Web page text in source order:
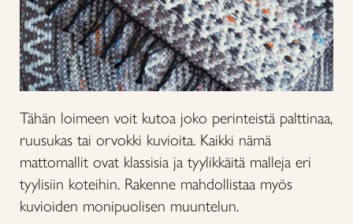
Tähän loimeen voit kutoa joko perinteistä palttinaa,
ruusukas tai orvokki kuvioita. Kaikki nämä
mattomallit ovat klassisia ja tyylikkäitä malleja eri
tyylisiin koteihin. Rakenne mahdollistaa myös
kuvioiden monipuolisen muuntelun.